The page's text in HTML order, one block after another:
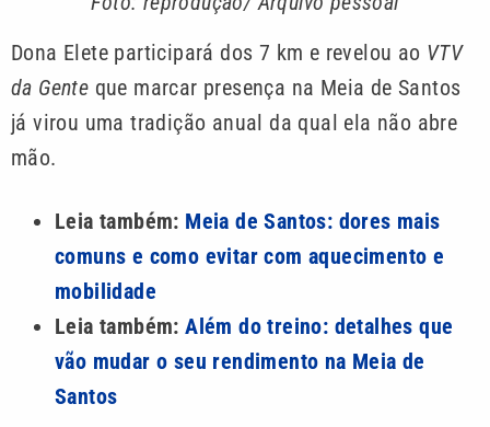
Dona Elete participará dos 7 km e revelou ao VTV
da Gente que marcar presença na Meia de Santos
já virou uma tradição anual da qual ela não abre
mão.
Leia também: Meia de Santos: dores mais
comuns e como evitar com aquecimento e
mobilidade
Leia também:Além do treino: detalhes que
vão mudar o seu rendimento na Meia de
Santos